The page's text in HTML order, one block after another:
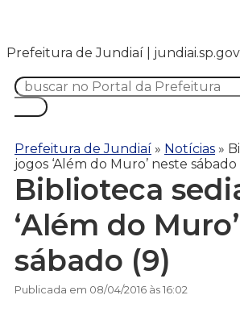
Prefeitura de Jundiaí |
Prefeitura de Jundiaí » Notícias »
jogos ‘Além do Muro’ neste sábado
Biblioteca
‘Além do
sábado (9)
Publicada em 08/04/2016 às 16:02